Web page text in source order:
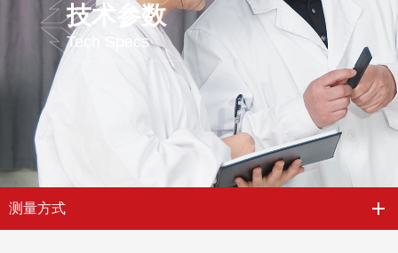
技术参数
Tech Specs
测量方式